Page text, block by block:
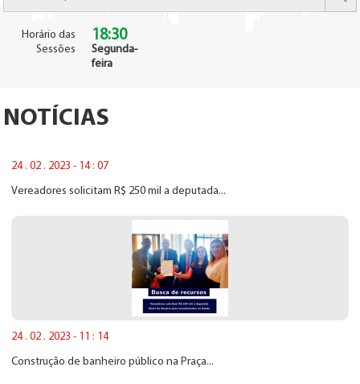
Horário das
Sessões
18:30
Segunda-
feira
NOTÍCIAS
24 . 02 . 2023 - 14 : 07
Vereadores solicitam R$ 250 mil a deputada...
24 . 02 . 2023 - 11 : 14
Construção de banheiro público na Praça...